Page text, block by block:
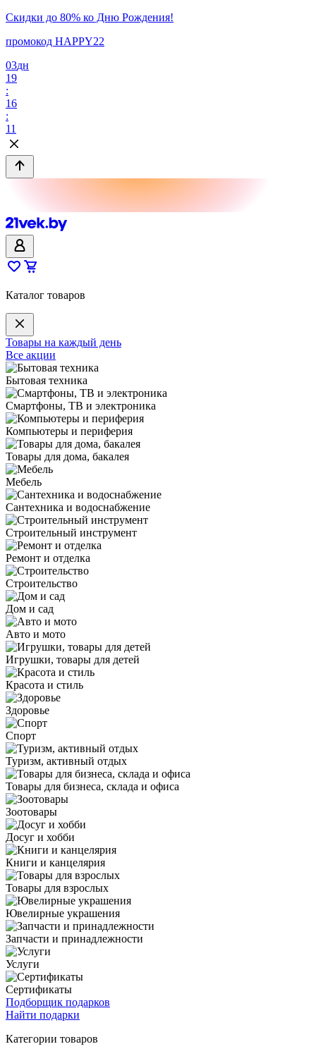
Скидки до 80% ко Дню Рождения!
промокод HAPPY22
03дн
19
:
16
:
11
Каталог товаров
Товары на каждый день
Все акции
Бытовая техника
Смартфоны, ТВ и электроника
Компьютеры и периферия
Товары для дома, бакалея
Мебель
Сантехника и водоснабжение
Строительный инструмент
Ремонт и отделка
Строительство
Дом и сад
Авто и мото
Игрушки, товары для детей
Красота и стиль
Здоровье
Спорт
Туризм, активный отдых
Товары для бизнеса, склада и офиса
Зоотовары
Досуг и хобби
Книги и канцелярия
Товары для взрослых
Ювелирные украшения
Запчасти и принадлежности
Услуги
Сертификаты
Подборщик подарков
Найти подарки
Категории товаров